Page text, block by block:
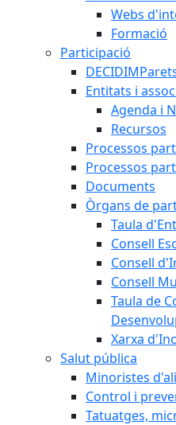
Webs
Formació
Participació
Entitats i
Agenda i
Recursos
Processos
Processos
Documents
Òrgans de
Taula
Consell
Consell
Consell
Taula de
Xarxa
Salut pública
Minoristes
Control i
Tatuatges,